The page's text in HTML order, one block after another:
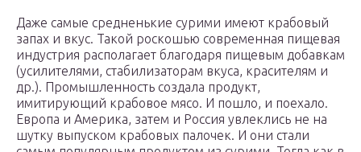
Даже самые средненькие сурими имеют крабовый
запах и вкус. Такой роскошью современная пищевая
индустрия располагает благодаря пищевым добавкам
(усилителями, стабилизаторам вкуса, красителям и
др.). Промышленность создала продукт,
имитирующий крабовое мясо. И пошло, и поехало.
Европа и Америка, затем и Россия увлеклись не на
шутку выпуском крабовых палочек. И они стали